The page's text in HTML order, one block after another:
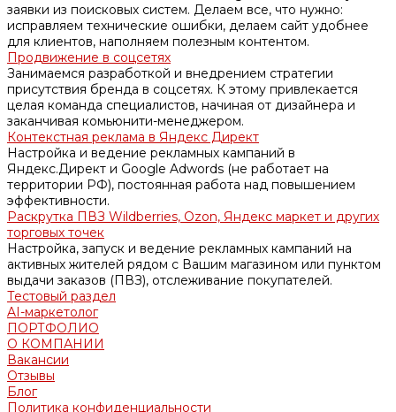
заявки из поисковых систем. Делаем все, что нужно:
исправляем технические ошибки, делаем сайт удобнее
для клиентов, наполняем полезным контентом.
Продвижение в соцсетях
Занимаемся разработкой и внедрением стратегии
присутствия бренда в соцсетях. К этому привлекается
целая команда специалистов, начиная от дизайнера и
заканчивая комьюнити-менеджером.
Контекстная реклама в Яндекс Директ
Настройка и ведение рекламных кампаний в
Яндекс.Директ и Google Adwords (не работает на
территории РФ), постоянная работа над повышением
эффективности.
Раскрутка ПВЗ Wildberries, Ozon, Яндекс маркет и других
торговых точек
Настройка, запуск и ведение рекламных кампаний на
активных жителей рядом с Вашим магазином или пунктом
выдачи заказов (ПВЗ), отслеживание покупателей.
Тестовый раздел
AI-маркетолог
ПОРТФОЛИО
О КОМПАНИИ
Вакансии
Отзывы
Блог
Политика конфиденциальности